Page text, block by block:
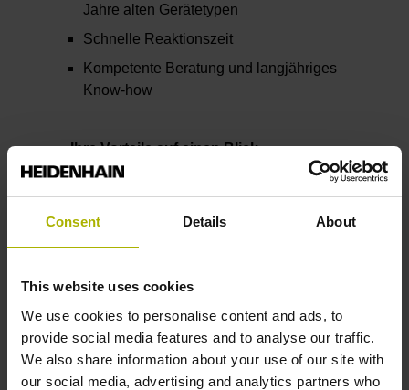
Consent Details About
This website uses cookies
We use cookies to personalise content and ads, to
provide social media features and to analyse our traffic.
We also share information about your use of our site with
our social media, advertising and analytics partners who
Jahre alten Gerätetypen
Schnelle Reaktionszeit
Kompetente Beratung und langjähriges
Know-how
Ihre Vorteile auf einen Blick
Kurze Lieferzeiten
Kompetente und zuverlässige
Bequeme Bestellung per Telefon, Fax
oder E-Mail
Expresslieferung innerhalb Europas
binnen 24 Stunden